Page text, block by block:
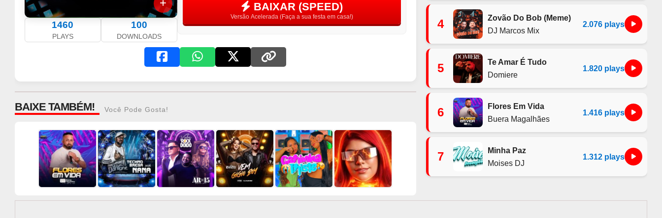
1460
PLAYS
100
DOWNLOADS
BAIXAR (SPEED)
Versão Acelerada (Faça a sua festa em casa!)
BAIXE TAMBÉM! Você Pode Gosta!
4
Zovão Do Bob (Meme)
DJ Marcos Mix
2.076 plays
5
Te Amar É Tudo
Domiere
1.820 plays
6
Flores Em Vida
Buera Magalhães
1.416 plays
7
Minha Paz
Moises DJ
1.312 plays